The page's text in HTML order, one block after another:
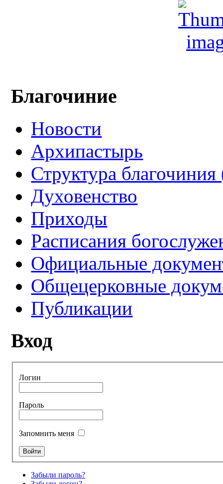
Благочиние
Новости
Архипастырь
Структура
Духовенство
Приходы
Расписания
Официальные
Общецерковные
Публикации
Вход
Логин
Пароль
Запомнить меня
Забыли пароль?